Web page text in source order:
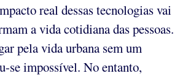
real dessas tecnologias vai
a vida cotidiana das pessoas.
pela vida urbana sem um
se impossível. No entanto,